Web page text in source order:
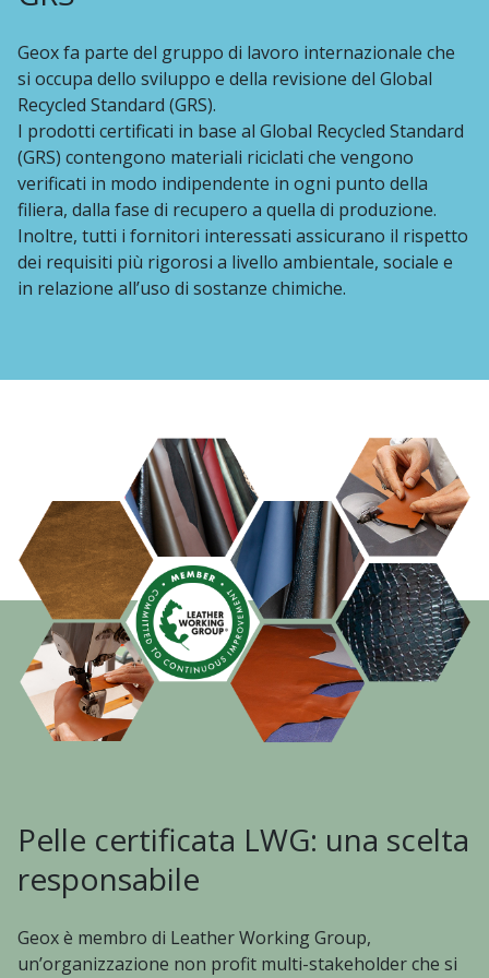
Geox fa parte del gruppo di lavoro internazionale che
si occupa dello sviluppo e della revisione del Global
Recycled Standard (GRS).
I prodotti certificati in base al Global Recycled Standard
(GRS) contengono materiali riciclati che vengono
verificati in modo indipendente in ogni punto della
filiera, dalla fase di recupero a quella di produzione.
Inoltre, tutti i fornitori interessati assicurano il rispetto
dei requisiti più rigorosi a livello ambientale, sociale e
in relazione all’uso di sostanze chimiche.
Pelle certificata LWG: una scelta
responsabile
Geox è membro di Leather Working Group,
un’organizzazione non profit multi-stakeholder che si